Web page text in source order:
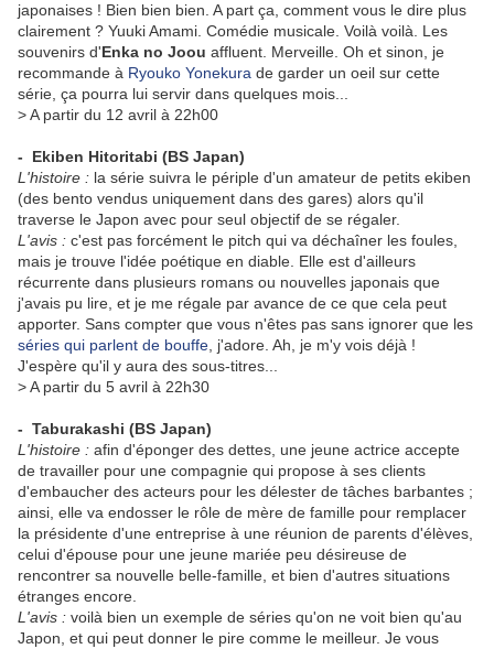
japonaises ! Bien bien bien. A part ça, comment vous le dire plus
clairement ? Yuuki Amami. Comédie musicale. Voilà voilà. Les
souvenirs d'Enka no Joou affluent. Merveille. Oh et sinon, je
recommande à Ryouko Yonekura de garder un oeil sur cette
série, ça pourra lui servir dans quelques mois...
> A partir du 12 avril à 22h00
- Ekiben Hitoritabi (BS Japan)
L'histoire : la série suivra le périple d'un amateur de petits ekiben
(des bento vendus uniquement dans des gares) alors qu'il
traverse le Japon avec pour seul objectif de se régaler.
L'avis : c'est pas forcément le pitch qui va déchaîner les foules,
mais je trouve l'idée poétique en diable. Elle est d'ailleurs
récurrente dans plusieurs romans ou nouvelles japonais que
j'avais pu lire, et je me régale par avance de ce que cela peut
apporter. Sans compter que vous n'êtes pas sans ignorer que les
séries qui parlent de bouffe , j'adore. Ah, je m'y vois déjà !
J'espère qu'il y aura des sous-titres...
> A partir du 5 avril à 22h30
- Taburakashi (BS Japan)
L'histoire : afin d'éponger des dettes, une jeune actrice accepte
de travailler pour une compagnie qui propose à ses clients
d'embaucher des acteurs pour les délester de tâches barbantes ;
ainsi, elle va endosser le rôle de mère de famille pour remplacer
la présidente d'une entreprise à une réunion de parents d'élèves,
celui d'épouse pour une jeune mariée peu désireuse de
rencontrer sa nouvelle belle-famille, et bien d'autres situations
étranges encore.
L'avis : voilà bien un exemple de séries qu'on ne voit bien qu'au
Japon, et qui peut donner le pire comme le meilleur. Je vous